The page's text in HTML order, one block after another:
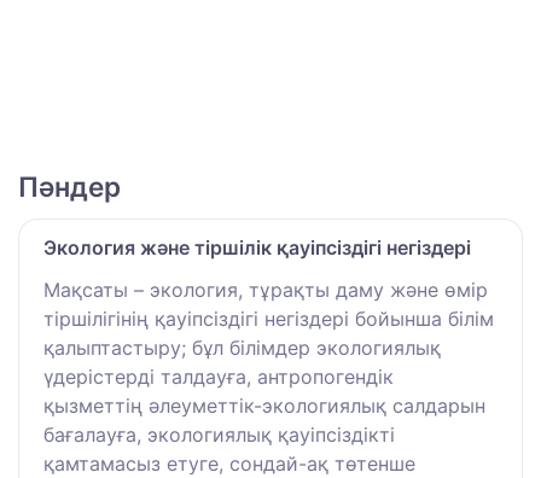
Пәндер
Экология және тіршілік қауіпсіздігі негіздері
Мақсаты – экология, тұрақты даму және өмір
тіршілігінің қауіпсіздігі негіздері бойынша білім
қалыптастыру; бұл білімдер экологиялық
үдерістерді талдауға, антропогендік
қызметтің әлеуметтік-экологиялық салдарын
бағалауға, экологиялық қауіпсіздікті
қамтамасыз етуге, сондай-ақ төтенше